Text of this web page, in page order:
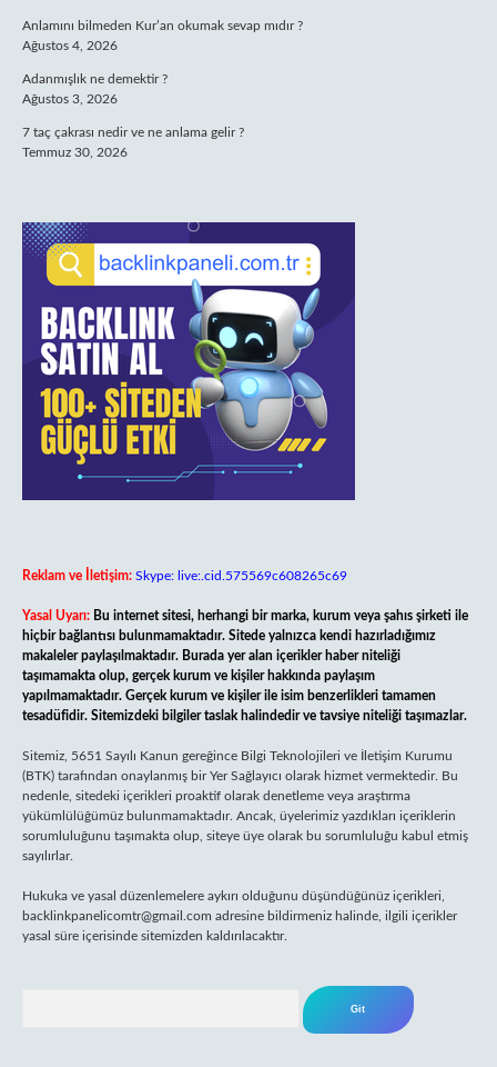
Anlamını bilmeden Kur’an okumak sevap mıdır ?
Ağustos 4, 2026
Adanmışlık ne demektir ?
Ağustos 3, 2026
7 taç çakrası nedir ve ne anlama gelir ?
Temmuz 30, 2026
Reklam ve İletişim: Skype: live:.cid.575569c608265c69
Yasal Uyarı: Bu internet sitesi, herhangi bir marka, kurum veya şahıs şirketi ile
hiçbir bağlantısı bulunmamaktadır. Sitede yalnızca kendi hazırladığımız
makaleler paylaşılmaktadır. Burada yer alan içerikler haber niteliği
taşımamakta olup, gerçek kurum ve kişiler hakkında paylaşım
yapılmamaktadır. Gerçek kurum ve kişiler ile isim benzerlikleri tamamen
tesadüfidir. Sitemizdeki bilgiler taslak halindedir ve tavsiye niteliği taşımazlar.
Sitemiz, 5651 Sayılı Kanun gereğince Bilgi Teknolojileri ve İletişim Kurumu
(BTK) tarafından onaylanmış bir Yer Sağlayıcı olarak hizmet vermektedir. Bu
nedenle, sitedeki içerikleri proaktif olarak denetleme veya araştırma
yükümlülüğümüz bulunmamaktadır. Ancak, üyelerimiz yazdıkları içeriklerin
sorumluluğunu taşımakta olup, siteye üye olarak bu sorumluluğu kabul etmiş
sayılırlar.
Hukuka ve yasal düzenlemelere aykırı olduğunu düşündüğünüz içerikleri,
backlinkpanelicomtr@gmail.com adresine bildirmeniz halinde, ilgili içerikler
yasal süre içerisinde sitemizden kaldırılacaktır.